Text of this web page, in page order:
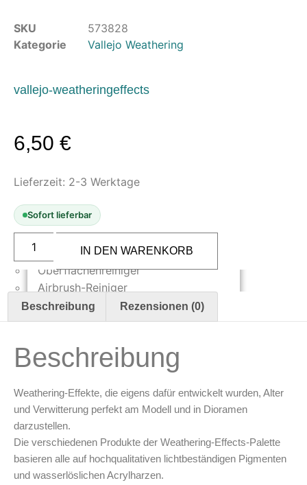
Plotter & Zubehör
Untergründe & Papier
Bearbeitung
Sandstrahlen & Spezialbehandlungen
Schablonen & Templates
Reinigung & Pflege
Oberflächenreiniger
Airbrush-Reiniger
Luftreinigung & Filter
Arbeitsplatz & Zubehör
Leerbehälter & Mischzubehör
Spezialliteratur & Anleitungen
Gutscheine
X
SKU
573828
Kategorie
Vallejo Weathering
vallejo-weatheringeffects
6,50 €
Lieferzeit: 2-3 Werktage
Sofort lieferbar
Vallejo
Weathering
Effects
Wet
Effects
40
ml
Menge
IN DEN WARENKORB
Beschreibung Rezensionen (0)
Beschreibung
Weathering-Effekte, die eigens dafür entwickelt wurden, Alter
und Verwitterung perfekt am Modell und in Dioramen
darzustellen.
Die verschiedenen Produkte der Weathering-Effects-Palette
basieren alle auf hochqualitativen lichtbeständigen Pigmenten
und wasserlöslichen Acrylharzen.